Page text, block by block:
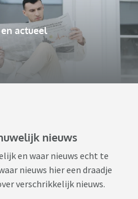
actueel
nieuws
en waar nieuws echt te
nieuws hier een draadje
verschrikkelijk nieuws.